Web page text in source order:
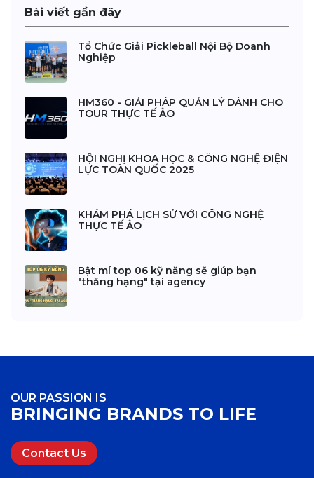
Bài viết gần đây
Tổ Chức Giải Pickleball Nội Bộ Doanh
Nghiệp
HM360 - GIẢI PHÁP QUẢN LÝ DÀNH CHO
TOUR THỰC TẾ ẢO
HỘI NGHỊ KHOA HỌC & CÔNG NGHỆ ĐIỆN
LỰC TOÀN QUỐC 2025
KHÁM PHÁ LỊCH SỬ VỚI CÔNG NGHỆ
THỰC TẾ ẢO
Bật mí top 06 kỹ năng sẽ giúp bạn
"thăng hạng" tại agency
OUR PASSION IS
BRINGING BRANDS TO LIFE
Contact Us